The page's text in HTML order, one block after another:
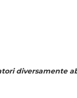
diversamente